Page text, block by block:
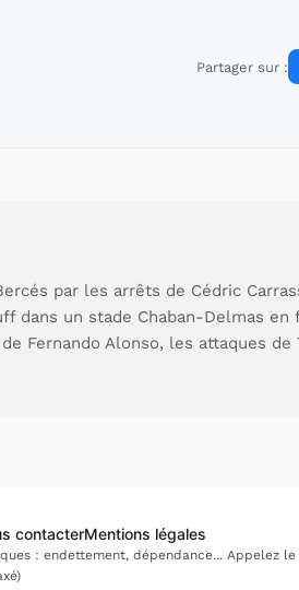
Partager sur :
par les arrêts de Cédric
dans un stade Chaban-Delmas en
Fernando Alonso, les attaques de
contacterMentions légales
: endettement, dépendance... Appelez le